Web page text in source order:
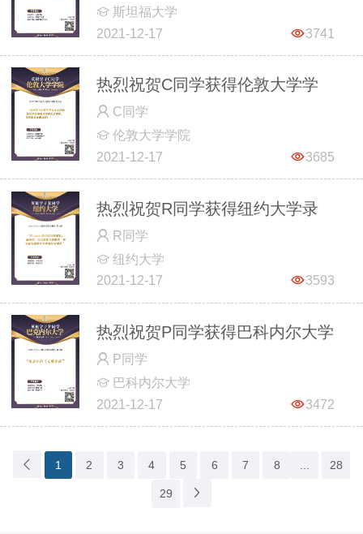
斯坦福大学
2021-12-17
3741
热烈祝贺C同学获得伦敦大学学
院录取
C同学
伦敦大学学院
2021-12-17
3685
热烈祝贺R同学获得纽约大学录
取 R同学
纽约大学
2021-12-17
3593
热烈祝贺P同学获得巴科内尔大学
录取P同学
巴科内尔大学
2021-12-17
3472
1 2 3 4 5 6 7 8 28
29